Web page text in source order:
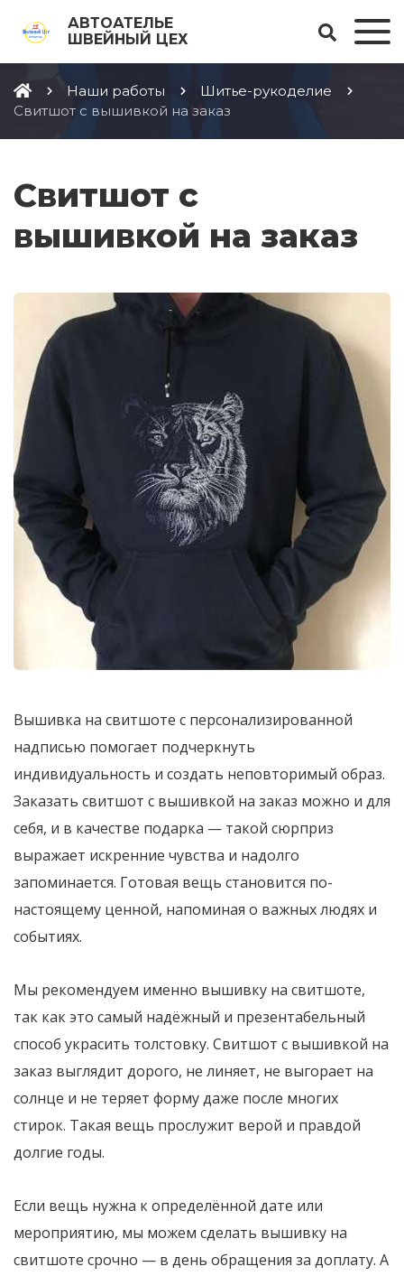
АВТОАТЕЛЬЕ
ШВЕЙНЫЙ ЦЕХ
Наши работы
Шитье-рукоделие
Свитшот с вышивкой на заказ
Свитшот с
вышивкой на заказ
Вышивка на свитшоте с персонализированной
надписью помогает подчеркнуть
индивидуальность и создать неповторимый образ.
Заказать свитшот с вышивкой на заказ можно и для
себя, и в качестве подарка — такой сюрприз
выражает искренние чувства и надолго
запоминается. Готовая вещь становится по-
настоящему ценной, напоминая о важных людях и
событиях.
Мы рекомендуем именно вышивку на свитшоте,
так как это самый надёжный и презентабельный
способ украсить толстовку. Свитшот с вышивкой на
заказ выглядит дорого, не линяет, не выгорает на
солнце и не теряет форму даже после многих
стирок. Такая вещь прослужит верой и правдой
долгие годы.
Если вещь нужна к определённой дате или
мероприятию, мы можем сделать вышивку на
свитшоте срочно — в день обращения за доплату. А